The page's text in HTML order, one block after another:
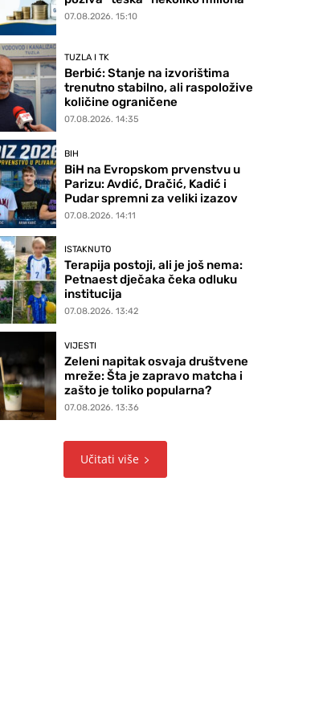
07.08.2026. 15:10
TUZLA I TK
Berbić: Stanje na izvorištima
trenutno stabilno, ali raspoložive
količine ograničene
07.08.2026. 14:35
BIH
BiH na Evropskom prvenstvu u
Parizu: Avdić, Dračić, Kadić i
Pudar spremni za veliki izazov
07.08.2026. 14:11
ISTAKNUTO
Terapija postoji, ali je još nema:
Petnaest dječaka čeka odluku
institucija
07.08.2026. 13:42
VIJESTI
Zeleni napitak osvaja društvene
mreže: Šta je zapravo matcha i
zašto je toliko popularna?
07.08.2026. 13:36
Učitati više